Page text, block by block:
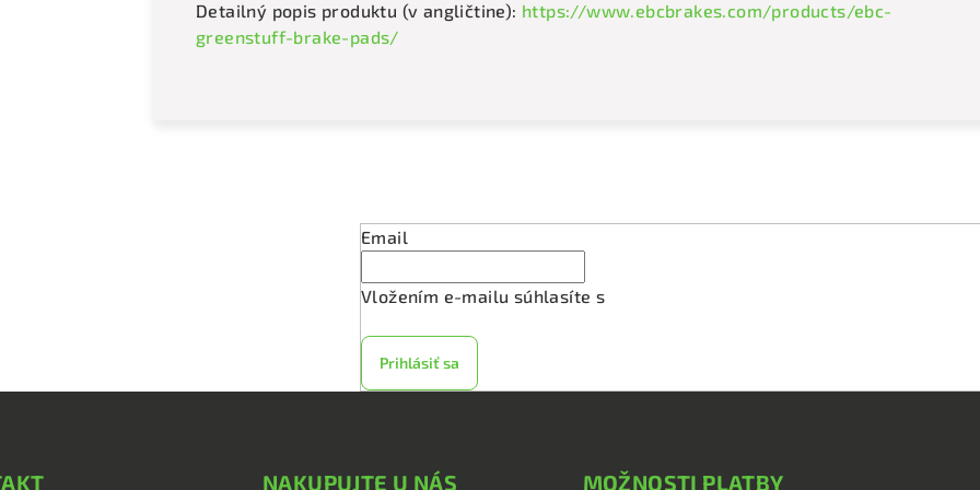
Detailný popis produktu (v angličtine): https://www.ebcbrakes.com/products/ebc-
greenstuff-brake-pads/
Email
Vložením e-mailu súhlasíte s
Prihlásiť sa
NAKUPUJTE U NÁS MOŽNOSTI PLATBY